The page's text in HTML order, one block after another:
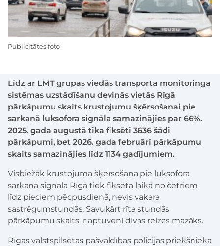
Līdz ar LMT grupas viedās transporta monitoringa
sistēmas uzstādīšanu deviņās vietās Rīgā
pārkāpumu skaits krustojumu šķērsošanai pie
sarkanā luksofora signāla samazinājies par 66%.
2025. gada augustā tika fiksēti 3636 šādi
pārkāpumi, bet 2026. gada februārī pārkāpumu
skaits samazinājies līdz 1134 gadījumiem.
Visbiežāk krustojuma šķērsošana pie luksofora
sarkanā signāla Rīgā tiek fiksēta laikā no četriem
līdz pieciem pēcpusdienā, nevis vakara
sastrēgumstundās. Savukārt rīta stundās
pārkāpumu skaits ir aptuveni divas reizes mazāks.
Rīgas valstspilsētas pašvaldības policijas priekšnieka
Publicitātes foto